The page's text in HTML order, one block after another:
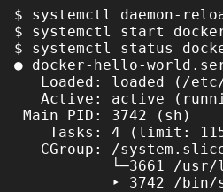
$ systemctl daemon-
$ systemctl start
$ systemctl status
● docker-hello-
Loaded: loaded (/
Active: active
Main PID: 3742 (sh)
Tasks: 4 (limit:
CGroup: /
└─3661 /
‣ 3742 /